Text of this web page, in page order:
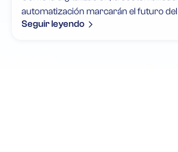
automatización marcarán el futuro
Seguir leyendo